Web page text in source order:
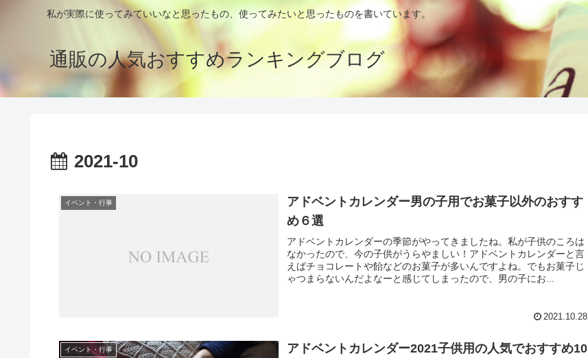
私が実際に使ってみていいなと思ったもの、使ってみたいと思ったものを書いています。
通販の人気おすすめランキングブログ
2021-10
イベント・行事
アドベントカレンダー男の子用でお菓子以外のおすす
め６選
アドベントカレンダーの季節がやってきましたね。私が子供のころは
なかったので、今の子供がうらやましい！アドベントカレンダーと言
えばチョコレートや飴などのお菓子が多いんですよね。でもお菓子じ
ゃつまらないんだよなーと感じてしまったので、男の子にお...
2021.10.28
イベント・行事
アドベントカレンダー2021子供用の人気でおすすめ10